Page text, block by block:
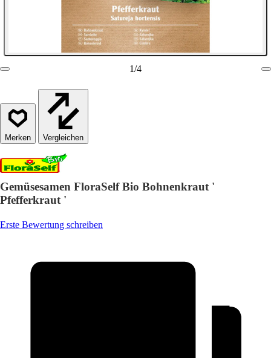
1/4
Vergleichen
Gemüsesamen FloraSelf Bio Bohnenkraut '
Pfefferkraut '
Erste Bewertung schreiben